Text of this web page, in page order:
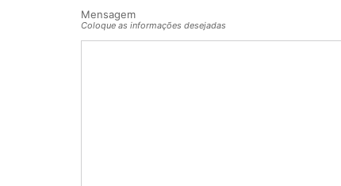
Mensagem
Coloque as informações desejadas